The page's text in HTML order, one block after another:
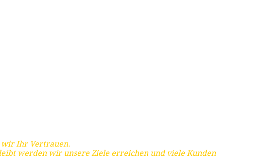
wir Ihr Vertrauen.
werden wir unsere Ziele erreichen und viele Kunden